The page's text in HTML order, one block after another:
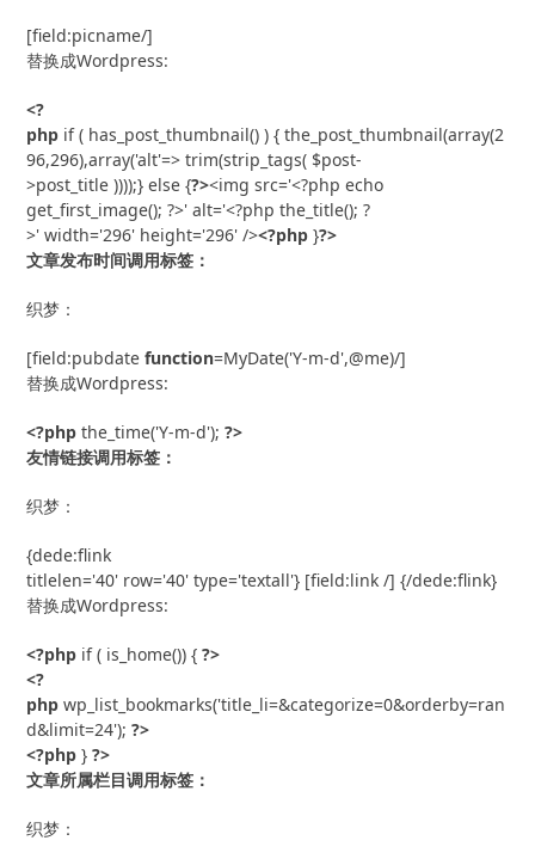
[field:picname/]
替换成Wordpress:
<?
php if ( has_post_thumbnail() ) { the_post_thumbnail(array(2
96,296),array('alt'=> trim(strip_tags( $post-
>post_title ))));} else {?><img src='<?php echo
get_first_image(); ?>' alt='<?php the_title(); ?
>' width='296' height='296' /><?php }?>
文章发布时间调用标签：
织梦：
[field:pubdate function=MyDate('Y-m-d',@me)/]
替换成Wordpress:
<?php the_time('Y-m-d'); ?>
友情链接调用标签：
织梦：
{dede:flink
titlelen='40' row='40' type='textall'} [field:link /] {/dede:flink}
替换成Wordpress:
<?php if ( is_home()) { ?>
<?
php wp_list_bookmarks('title_li=&categorize=0&orderby=ran
d&limit=24'); ?>
<?php } ?>
文章所属栏目调用标签：
织梦：